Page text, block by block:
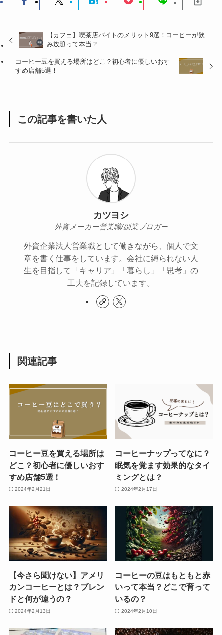
【カフェ】喫茶店バイトのメリット9選！コーヒーが飲
み放題って本当？
コーヒー豆を買える場所はどこ？初心者に優しいおす
すめ店舗5選！
この記事を書いた人
カツヨシ
外資メーカー営業職/副業ブロガー
外資企業法人営業職として働きながら、個人で文
章を書く仕事をしています。会社に縛られない人
生を目指して「キャリア」「暮らし」「思考」の
工夫を記録しています。
関連記事
コーヒー豆を買える場所は
どこ？初心者に優しいおす
すめ店舗5選！
2024年2月21日
コーヒーナップってなに？
眠気を覚ます効果的なタイ
ミングとは？
2024年2月17日
【今さら聞けない】アメリ
カンコーヒーとは？ブレン
ドと何が違うの？
2024年2月13日
コーヒーの豆はもともと赤
いって本当？どこで育って
いるの？
2024年2月10日